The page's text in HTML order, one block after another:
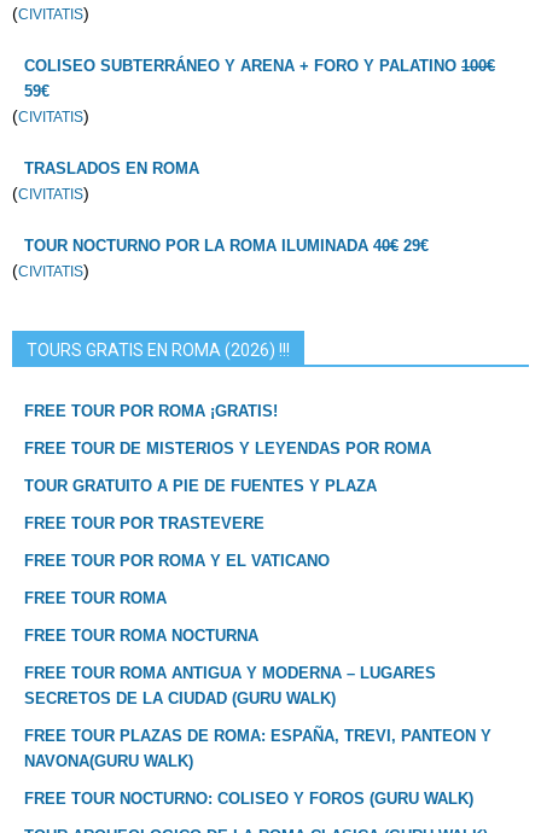
(CIVITATIS)
COLISEO SUBTERRÁNEO Y ARENA + FORO Y PALATINO 100€
59€
(CIVITATIS)
TRASLADOS EN ROMA
(CIVITATIS)
TOUR NOCTURNO POR LA ROMA ILUMINADA 40€ 29€
(CIVITATIS)
TOURS GRATIS EN ROMA (2026) !!!
FREE TOUR POR ROMA ¡GRATIS!
FREE TOUR DE MISTERIOS Y LEYENDAS POR ROMA
TOUR GRATUITO A PIE DE FUENTES Y PLAZA
FREE TOUR POR TRASTEVERE
FREE TOUR POR ROMA Y EL VATICANO
FREE TOUR ROMA
FREE TOUR ROMA NOCTURNA
FREE TOUR ROMA ANTIGUA Y MODERNA – LUGARES
SECRETOS DE LA CIUDAD (GURU WALK)
FREE TOUR PLAZAS DE ROMA: ESPAÑA, TREVI, PANTEON Y
NAVONA(GURU WALK)
FREE TOUR NOCTURNO: COLISEO Y FOROS (GURU WALK)